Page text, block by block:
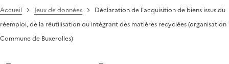
Accueil Jeux de données
Déclaration de l'acquisition de biens issus du
réemploi, de la réutilisation ou intégrant des matières recyclées (organisation
Commune de Buxerolles)